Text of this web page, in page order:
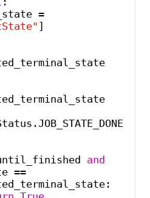
]
._expected_terminal_state
and
current_state ==